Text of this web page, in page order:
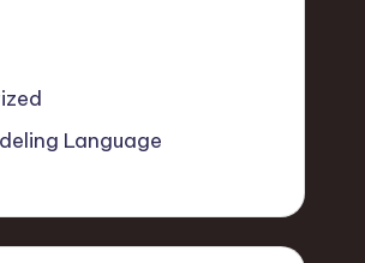
Language